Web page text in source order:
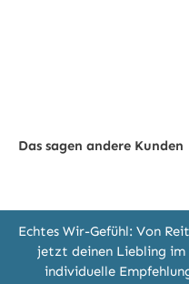
Das sagen andere Kunden
Echtes Wir-Gefühl: Von
jetzt deinen Liebling im
individuelle